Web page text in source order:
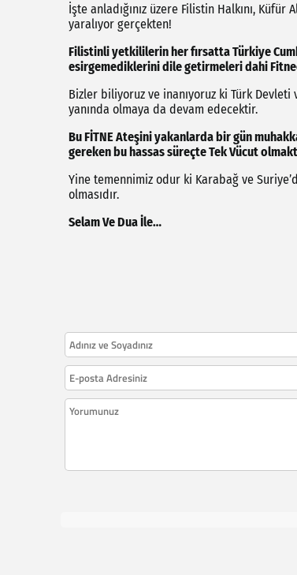
İşte anladığınız üzere Filistin Halkını,
yaralıyor gerçekten!
Filistinli yetkililerin her fırsatta Türkiye
esirgemediklerini dile getirmeleri dahi
Bizler biliyoruz ve inanıyoruz ki Türk
yanında olmaya da devam edecektir.
Bu FİTNE Ateşini yakanlarda bir gün
gereken bu hassas süreçte Tek Vücut
Yine temennimiz odur ki Karabağ ve
olmasıdır.
Selam Ve Dua İle…